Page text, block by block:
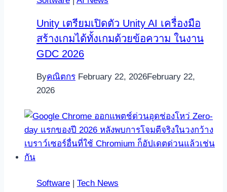
Unity เตรียมเปิดตัว Unity AI เครื่องมือ
สร้างเกมได้ทั้งเกมด้วยข้อความ ในงาน
GDC 2026
Byคณิตกร February 22, 2026February 22,
2026
Software | Tech News